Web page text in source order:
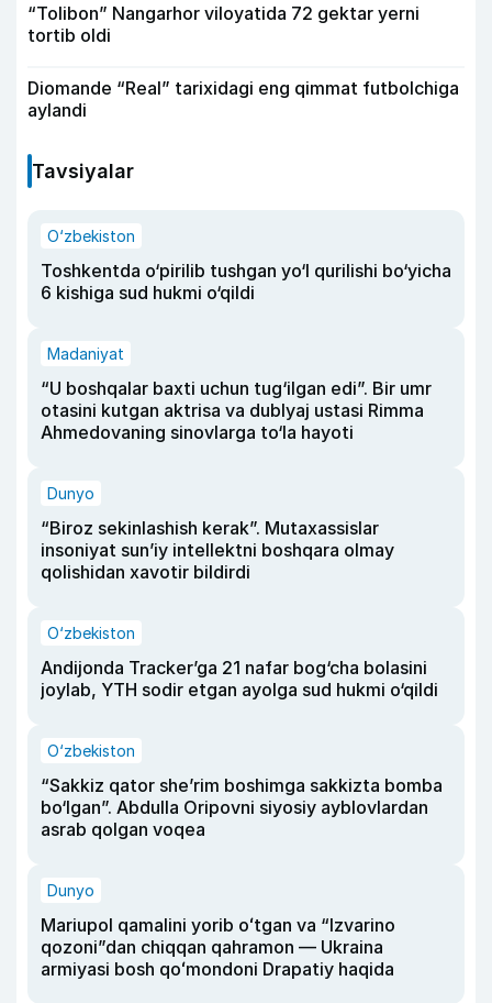
“Tolibon” Nangarhor viloyatida 72 gektar yerni
tortib oldi
Diomande “Real” tarixidagi eng qimmat futbolchiga
aylandi
Tavsiyalar
O‘zbekiston
Toshkentda o‘pirilib tushgan yo‘l qurilishi bo‘yicha
6 kishiga sud hukmi o‘qildi
Madaniyat
“U boshqalar baxti uchun tug‘ilgan edi”. Bir umr
otasini kutgan aktrisa va dublyaj ustasi Rimma
Ahmedovaning sinovlarga to‘la hayoti
Dunyo
“Biroz sekinlashish kerak”. Mutaxassislar
insoniyat sun’iy intellektni boshqara olmay
qolishidan xavotir bildirdi
O‘zbekiston
Andijonda Tracker’ga 21 nafar bog‘cha bolasini
joylab, YTH sodir etgan ayolga sud hukmi o‘qildi
O‘zbekiston
“Sakkiz qator she’rim boshimga sakkizta bomba
bo‘lgan”. Abdulla Oripovni siyosiy ayblovlardan
asrab qolgan voqea
Dunyo
Mariupol qamalini yorib oʻtgan va “Izvarino
qozoni”dan chiqqan qahramon — Ukraina
armiyasi bosh qoʻmondoni Drapatiy haqida